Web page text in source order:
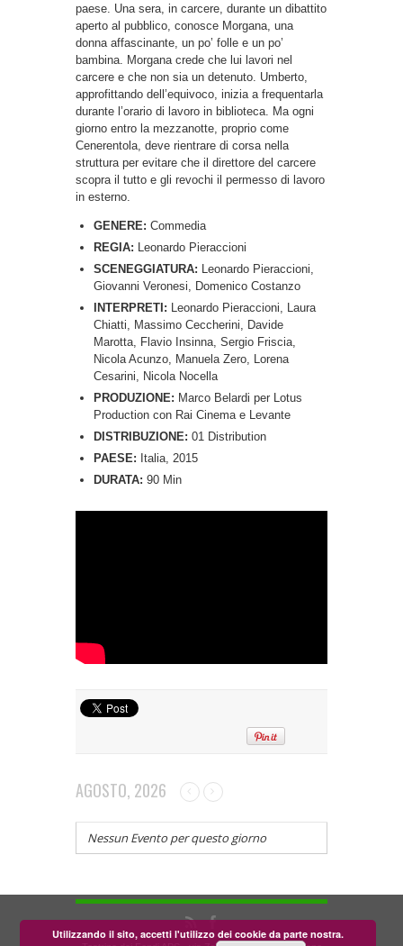
paese. Una sera, in carcere, durante un dibattito
aperto al pubblico, conosce Morgana, una
donna affascinante, un po’ folle e un po’
bambina. Morgana crede che lui lavori nel
carcere e che non sia un detenuto. Umberto,
approfittando dell’equivoco, inizia a frequentarla
durante l’orario di lavoro in biblioteca. Ma ogni
giorno entro la mezzanotte, proprio come
Cenerentola, deve rientrare di corsa nella
struttura per evitare che il direttore del carcere
scopra il tutto e gli revochi il permesso di lavoro
in esterno.
GENERE: Commedia
REGIA:
Leonardo Pieraccioni
SCENEGGIATURA:
Leonardo Pieraccioni,
Giovanni Veronesi, Domenico Costanzo
INTERPRETI:
Leonardo Pieraccioni, Laura
Chiatti, Massimo Ceccherini, Davide
Marotta, Flavio Insinna, Sergio Friscia,
Nicola Acunzo, Manuela Zero, Lorena
Cesarini, Nicola Nocella
PRODUZIONE: Marco Belardi per Lotus
Production con Rai Cinema e Levante
DISTRIBUZIONE: 01 Distribution
PAESE: Italia, 2015
DURATA: 90 Min
AGOSTO, 2026
Nessun Evento per questo giorno
Utilizzando il sito, accetti l'utilizzo dei cookie da parte nostra.